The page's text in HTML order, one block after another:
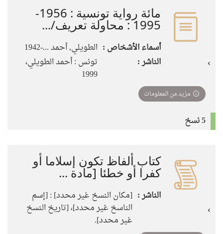
مائة رواية تونسية : 1956-
1995 : محاولة تعريف/...
أسماء الأشخاص : الطويلي, أحمد ...-1942
الناشر :
تونس : أحمد الطويلي،
1999
مزيد من المعلومات
5 نسخ
كتاب ألفاظ تكون إسلاما أو
كفرا أو خطئا [مادة ...
الناشر : [مكان النسخ غير محدد] : [إسم
الناسخ غير محدد]، [تاريخ النسخ
غير محدد].